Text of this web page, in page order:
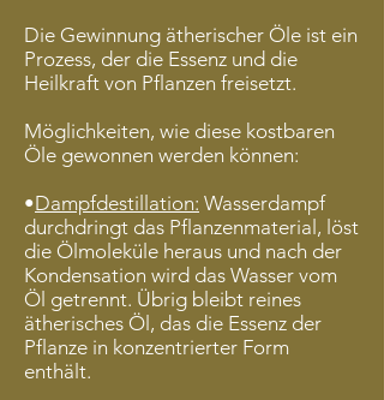
Die Gewinnung ätherischer Öle ist ein
Prozess, der die Essenz und die
Heilkraft von Pflanzen freisetzt.
Möglichkeiten, wie diese kostbaren
Öle gewonnen werden können:
•Dampfdestillation: Wasserdampf
durchdringt das Pflanzenmaterial, löst
die Ölmoleküle heraus und nach der
Kondensation wird das Wasser vom
Öl getrennt. Übrig bleibt reines
ätherisches Öl, das die Essenz der
Pflanze in konzentrierter Form
enthält.